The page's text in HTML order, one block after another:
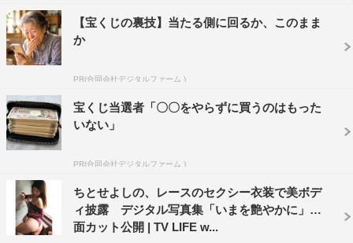
【宝くじの裏技】当たる側に回るか、このまま
か
PR(合同会社デジタルファーム )
宝くじ当選者「〇〇をやらずに買うのはもった
いない」
PR(合同会社デジタルファーム )
ちとせよしの、レースのセクシー衣装で美ボデ
ィ披露 デジタル写真集「いまを艶やかに」誌
面カット公開 | TV LIFE w...